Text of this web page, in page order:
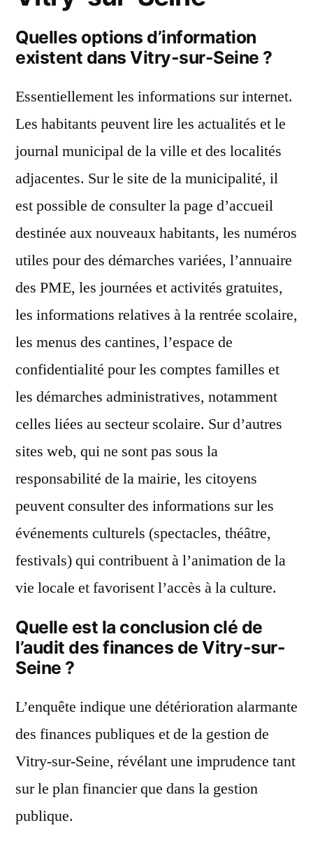
Quelles options d’information
existent dans Vitry-sur-Seine ?
Essentiellement les informations sur internet.
Les habitants peuvent lire les actualités et le
journal municipal de la ville et des localités
adjacentes. Sur le site de la municipalité, il
est possible de consulter la page d’accueil
destinée aux nouveaux habitants, les numéros
utiles pour des démarches variées, l’annuaire
des PME, les journées et activités gratuites,
les informations relatives à la rentrée scolaire,
les menus des cantines, l’espace de
confidentialité pour les comptes familles et
les démarches administratives, notamment
celles liées au secteur scolaire. Sur d’autres
sites web, qui ne sont pas sous la
responsabilité de la mairie, les citoyens
peuvent consulter des informations sur les
événements culturels (spectacles, théâtre,
festivals) qui contribuent à l’animation de la
vie locale et favorisent l’accès à la culture.
Quelle est la conclusion clé de
l’audit des finances de Vitry-sur-
Seine ?
L’enquête indique une détérioration alarmante
des finances publiques et de la gestion de
Vitry-sur-Seine, révélant une imprudence tant
sur le plan financier que dans la gestion
publique.